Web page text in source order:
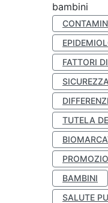
bambini
FATTORI
TUTELA
BAMBINI
SALUTE